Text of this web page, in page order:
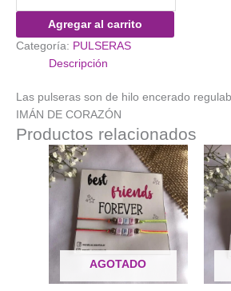
de
Corazon
Negro
Agregar al carrito
Categoría: PULSERAS
Descripción
Las pulseras son de hilo encerado
IMÁN DE CORAZÓN
Productos relacionados
AGOTADO